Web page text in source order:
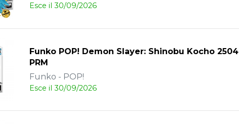
Esce il 30/09/2026
Funko POP! Demon Slayer: Shinobu Kocho 2504
PRM
Funko - POP!
Esce il 30/09/2026